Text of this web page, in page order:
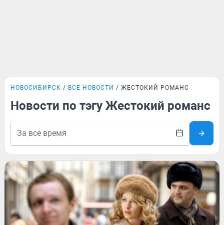
НОВОСИБИРСК ВСЕ НОВОСТИ ЖЕСТОКИЙ РОМАНС
Новости по тэгу Жестокий романс